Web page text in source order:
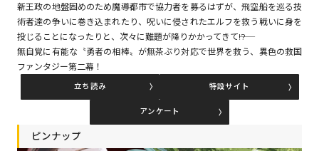
コミックパルフェ
コミックエッセイ
閉じる
新王政の地盤固めのため魔導都市で協力者を募るはずが、飛空船を巡る技
術者達の争いに巻き込まれたり、呪いに侵されたエルフを救う戦いに身を
投じることになったりと、次々に難題が降りかかってきて――!?
無自覚に有能な〝勇者の相棒〟が無茶ぶり対応で世界を救う、異色の救国
ファンタジー第二幕！
立ち読み 特設サイト
アンケート
ピンナップ